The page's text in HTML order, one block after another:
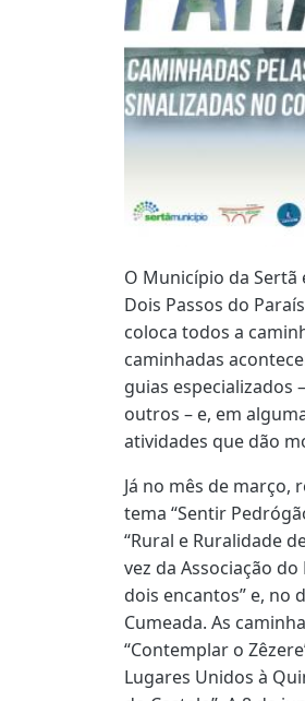
O Município da Sertã
Dois Passos do
coloca todos a
caminhadas
guias
outros – e, em
atividades que dão
Já no mês de março,
tema “Sentir
“Rural e Ruralidade
vez da Associação
dois encantos” e, no
Cumeada. As
“Contemplar o
Lugares Unidos à